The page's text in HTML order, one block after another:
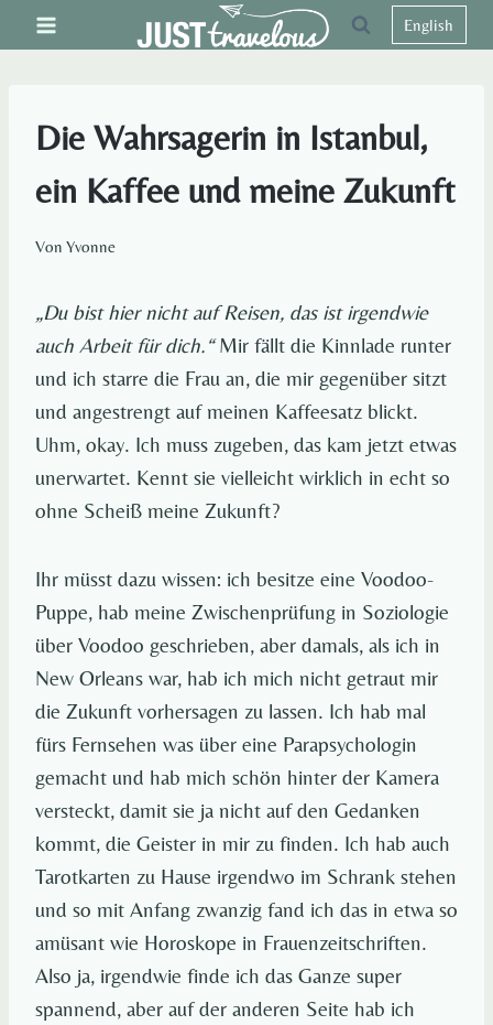
Zum
Inhalt
English
Die Wahrsagerin in Istanbul,
ein Kaffee und meine Zukunft
Von Yvonne
„Du bist hier nicht auf Reisen, das ist irgendwie
auch Arbeit für dich.“Mir fällt die Kinnlade runter
und ich starre die Frau an, die mir gegenüber sitzt
und angestrengt auf meinen Kaffeesatz blickt.
Uhm, okay. Ich muss zugeben, das kam jetzt etwas
unerwartet. Kennt sie vielleicht wirklich in echt so
ohne Scheiß meine Zukunft?
Ihr müsst dazu wissen: ich besitze eine Voodoo-
Puppe, hab meine Zwischenprüfung in Soziologie
über Voodoo geschrieben, aber damals, als ich in
New Orleans war, hab ich mich nicht getraut mir
die Zukunft vorhersagen zu lassen. Ich hab mal
fürs Fernsehen was über eine Parapsychologin
gemacht und hab mich schön hinter der Kamera
versteckt, damit sie ja nicht auf den Gedanken
kommt, die Geister in mir zu finden. Ich hab auch
Tarotkarten zu Hause irgendwo im Schrank stehen
und so mit Anfang zwanzig fand ich das in etwa so
amüsant wie Horoskope in Frauenzeitschriften.
Also ja, irgendwie finde ich das Ganze super
spannend, aber auf der anderen Seite hab ich